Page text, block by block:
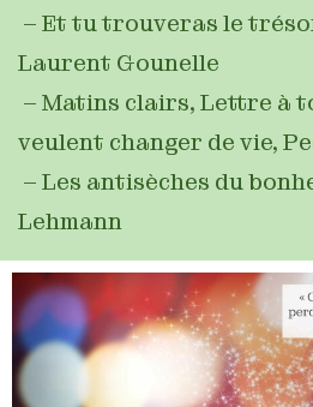
– Et tu trouveras le
Laurent Gounelle
– Matins clairs, Lettre à
veulent changer de vie,
– Les antisèches du
Lehmann